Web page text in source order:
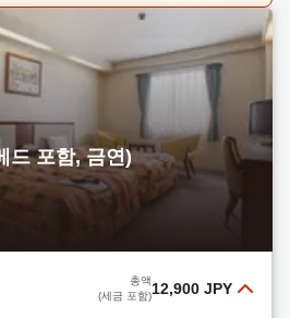
13,600 JPY 선택하다
아웃은 오후 12시까지)
14,200 JPY
끼 식사 (저녁 식사는 사시미와 덴푸
20,700 JPY 선택하다
드 포함, 금연)
총액
(세금 포함)12,900 JPY